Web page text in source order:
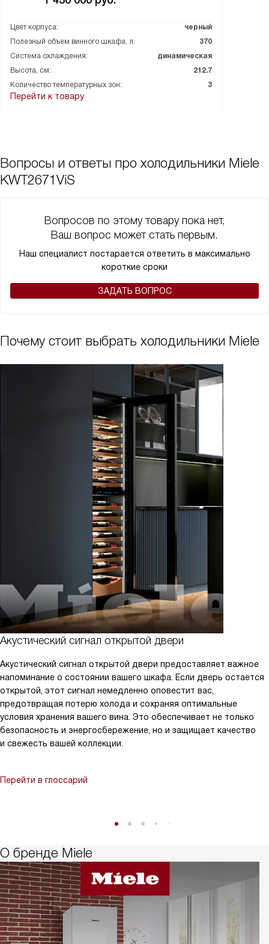
приятную атмосферу, а тонированная стеклянная дверь с УФ-
света. Очень удобно, что шкаф можно встроить и есть
возможность установки side-by-side.
Но самое главное – это качество вина, которое сохраняется в
этом шкафу. Вино остается свежим и ароматным, как только
что открытой бутылки, что не может не радовать.
В общем, я очень доволен этим приобретением. Этот винный
Цвет корпуса:
черный
Полезный объем винного шкафа, л:
370
Система охлаждения:
динамическая
Высота, см:
212.7
Количество температурных зон:
3
Перейти к товару
Вопросы и ответы про холодильники Miele
KWT2671ViS
Вопросов по этому товару пока нет,
Ваш вопрос может стать первым.
Наш специалист постарается ответить в максимально
короткие сроки
ЗАДАТЬ ВОПРОС
Почему стоит выбрать холодильники Miele
Акустический сигнал открытой двери
Акустический сигнал открытой двери предоставляет важное
напоминание о состоянии вашего шкафа. Если дверь остается
открытой, этот сигнал немедленно оповестит вас,
предотвращая потерю холода и сохраняя оптимальные
условия хранения вашего вина. Это обеспечивает не только
безопасность и энергосбережение, но и защищает качество
и свежесть вашей коллекции.
Перейти в глоссарий
О бренде Miele